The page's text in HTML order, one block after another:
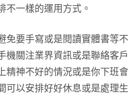
不一樣的運用方式。
免要手寫或是閱讀實體書等不
機關注業界資訊或是聯絡客戶
精神不好的情況或是你下班會
可以安排好好休息或是處理生